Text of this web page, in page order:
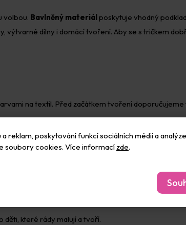
reklam, poskytování funkcí sociálních médií a
soubory cookies. Více informacízde.
volbou. Bavlněný materiál poskytuje vhodný
výtvarné dílny i domácí tvoření. Aby se s tričkem
na textil. Před začátkem tvoření
děti, které rády malují a tvoří.